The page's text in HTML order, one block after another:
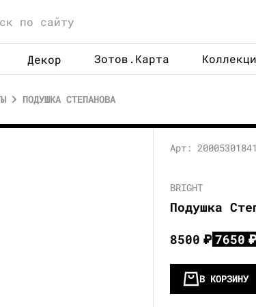
Декор Зотов.Карта
ПОДУШКА СТЕПАНОВА
Арт:
BRIGHT
Подушка
8500₽ 7650₽
В КОРЗИНУ